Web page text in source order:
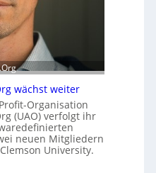
wächst weiter
Organisation
(UAO) verfolgt ihr
neuen Mitgliedern
University.